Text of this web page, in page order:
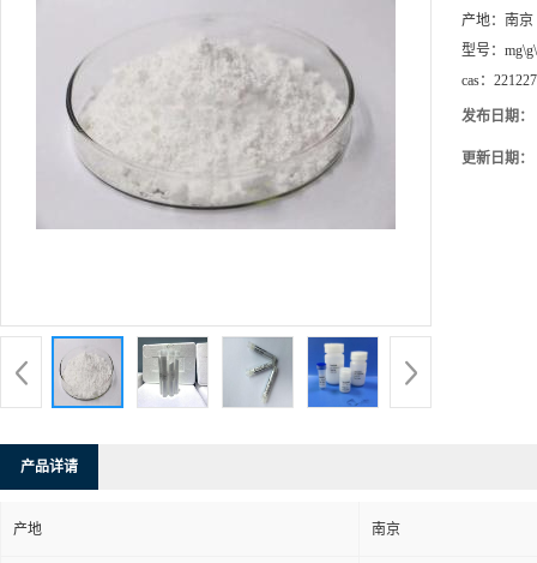
产地： 南京
型号：
cas：
发布日期：
更新日期：
产品详请
产地 南京